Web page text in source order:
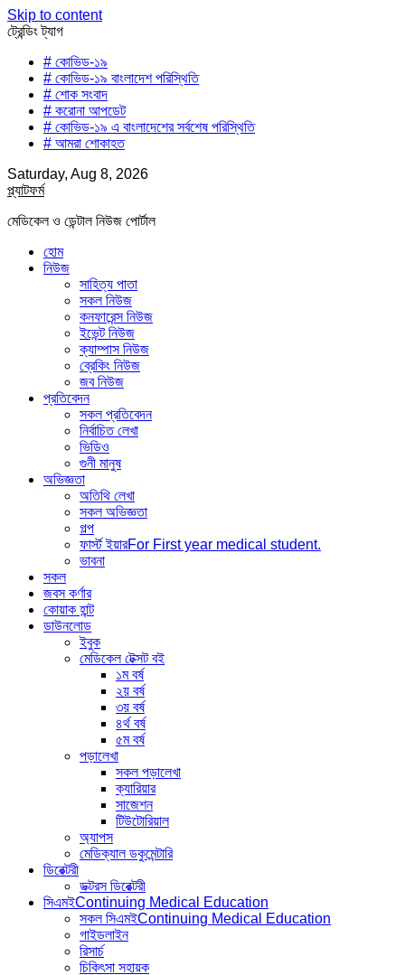
Skip to content
ট্রেন্ডিং ট্যাগ
# কোভিড-১৯
# কোভিড-১৯ বাংলাদেশ পরিস্থিতি
# শোক সংবাদ
# করোনা আপডেট
# কোভিড-১৯ এ বাংলাদেশের সর্বশেষ পরিস্থিতি
# আমরা শোকাহত
Saturday, Aug 8, 2026
প্ল্যাটফর্ম
মেডিকেল ও ডেন্টাল নিউজ পোর্টাল
হোম
নিউজ
সাহিত্য পাতা
সকল নিউজ
কনফারেন্স নিউজ
ইভেন্ট নিউজ
ক্যাম্পাস নিউজ
ব্রেকিং নিউজ
জব নিউজ
প্রতিবেদন
সকল প্রতিবেদন
নির্বাচিত লেখা
ভিডিও
গুনী মানুষ
অভিজ্ঞতা
অতিথি লেখা
সকল অভিজ্ঞতা
গল্প
ফার্স্ট ইয়ারFor First year medical student.
ভাবনা
সকল
জবস কর্ণার
কোয়াক হান্ট
ডাউনলোড
ইবুক
মেডিকেল টেক্সট বই
১ম বর্ষ
২য় বর্ষ
৩য় বর্ষ
৪র্থ বর্ষ
৫ম বর্ষ
পড়ালেখা
সকল পড়ালেখা
ক্যারিয়ার
সাজেশন
টিউটোরিয়াল
অ্যাপস
মেডিক্যাল ডকুমেন্টারি
ডিরেক্টরী
ডক্টরস ডিরেক্টরী
সিএমইContinuing Medical Education
সকল সিএমইContinuing Medical Education
গাইডলাইন
রিসার্চ
চিকিৎসা সহায়ক